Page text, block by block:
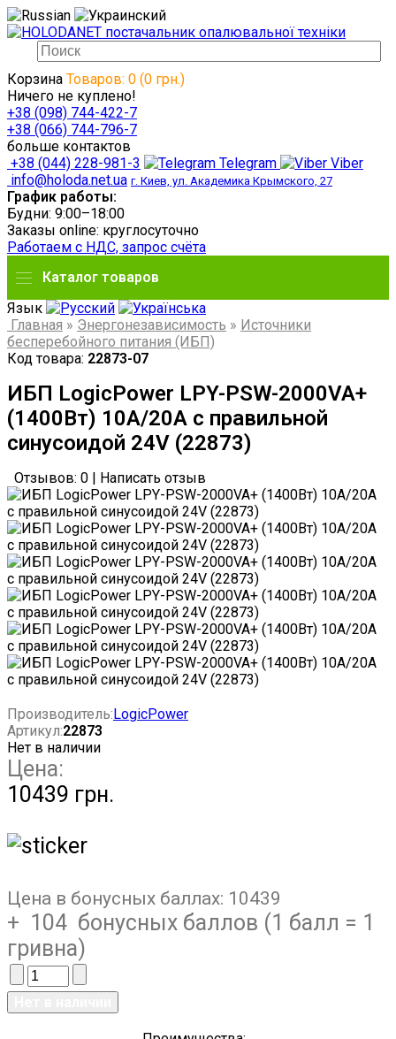
Корзина Товаров: 0 (0 грн.)
Ничего не куплено!
+38 (098) 744-422-7
+38 (066) 744-796-7
больше контактов
+38 (044) 228-981-3
Telegram
Viber
info@holoda.net.ua г. Киев, ул. Академика Крымского, 27
График работы:
Будни: 9:00–18:00
Заказы online: круглосуточно
Работаем с НДС, запрос счёта
Каталог товаров
Язык
Главная » Энергонезависимость » Источники
бесперебойного питания (ИБП)
Код товара: 22873-07
ИБП LogicPower LPY-PSW-2000VA+
(1400Вт) 10A/20A с правильной
синусоидой 24V (22873)
Отзывов: 0 Написать отзыв
Производитель: LogicPower
Артикул:22873
Нет в наличии
Цена:
10439 грн.
Цена в бонусных баллах: 10439
+ 104 бонусных баллов (1 балл = 1
гривна)